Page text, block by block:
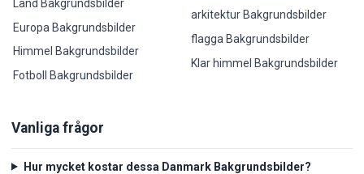
Land Bakgrundsbilder
Europa Bakgrundsbilder
Himmel Bakgrundsbilder
Fotboll Bakgrundsbilder
arkitektur Bakgrundsbilder
flagga Bakgrundsbilder
Klar himmel Bakgrundsbilder
Vanliga frågor
Hur mycket kostar dessa Danmark Bakgrundsbilder?